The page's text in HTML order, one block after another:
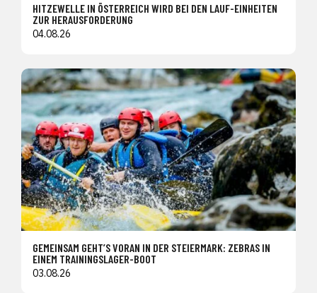
HITZEWELLE IN ÖSTERREICH WIRD BEI DEN LAUF-EINHEITEN
ZUR HERAUSFORDERUNG
04.08.26
GEMEINSAM GEHT’S VORAN IN DER STEIERMARK: ZEBRAS IN
EINEM TRAININGSLAGER-BOOT
03.08.26